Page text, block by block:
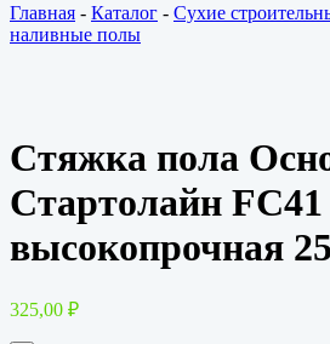
Главная - Каталог - Сухие
наливные полы
Стяжка пола
Стартолайн
высокопрочная
325,00 ₽